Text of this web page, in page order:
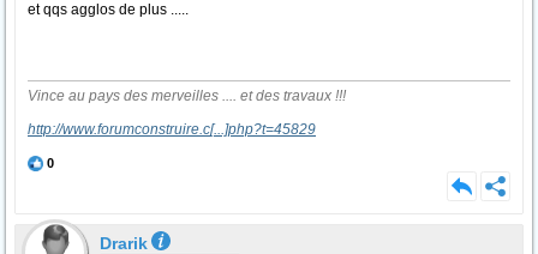
et qqs agglos de plus .....
Vince au pays des merveilles .... et des travaux !!!
http://www.forumconstruire.c[...]php?t=45829
0
Drarik